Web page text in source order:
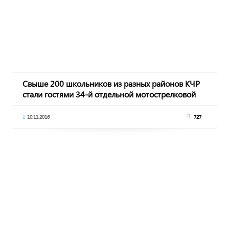
Свыше 200 школьников из разных районов КЧР
стали гостями 34-й отдельной мотострелковой
10.11.2016 727